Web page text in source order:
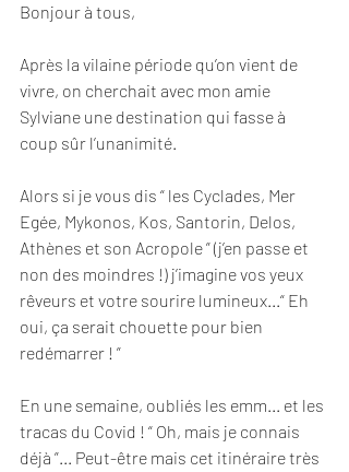
Bonjour à tous,
Après la vilaine période qu’on vient de
vivre, on cherchait avec mon amie
Sylviane une destination qui fasse à
coup sûr l’unanimité.
Alors si je vous dis “ les Cyclades, Mer
Egée, Mykonos, Kos, Santorin, Delos,
Athènes et son Acropole ” (j’en passe et
non des moindres !) j’imagine vos yeux
rêveurs et votre sourire lumineux...“ Eh
oui, ça serait chouette pour bien
redémarrer ! ”
En une semaine, oubliés les emm... et les
tracas du Covid ! “ Oh, mais je connais
déjà ”... Peut-être mais cet itinéraire très